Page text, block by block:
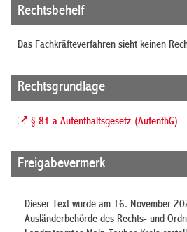
Rechtsbehelf
Das Fachkräfteverfahren sieht keinen
Rechtsgrundlage
§ 81 a Aufenthaltsgesetz (AufenthG)
Freigabevermerk
Dieser Text wurde am 16. November
Ausländerbehörde des Rechts- und